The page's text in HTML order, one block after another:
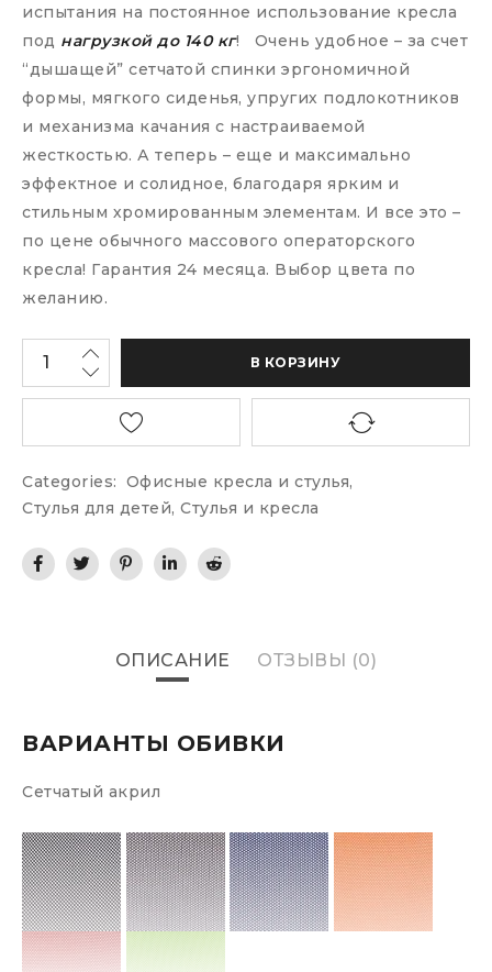
испытания на постоянное использование кресла
под нагрузкой до 140 кг! Очень удобное – за счет
“дышащей” сетчатой спинки эргономичной
формы, мягкого сиденья, упругих подлокотников
и механизма качания с настраиваемой
жесткостью. А теперь – еще и максимально
эффектное и солидное, благодаря ярким и
стильным хромированным элементам. И все это –
по цене обычного массового операторского
кресла! Гарантия 24 месяца. Выбор цвета по
желанию.
В КОРЗИНУ
Categories: Офисные кресла и стулья,
Стулья для детей, Стулья и кресла
ОПИСАНИЕ ОТЗЫВЫ (0)
ВАРИАНТЫ ОБИВКИ
Сетчатый акрил